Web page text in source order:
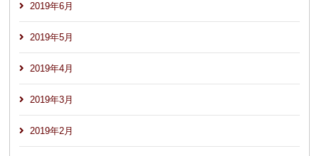
2019年6月
2019年5月
2019年4月
2019年3月
2019年2月